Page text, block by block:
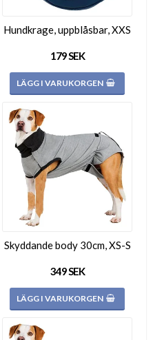
Hundkrage, uppblåsbar, XXS
179 SEK
LÄGG I VARUKORGEN
Skyddande body 30cm, XS-S
349 SEK
LÄGG I VARUKORGEN